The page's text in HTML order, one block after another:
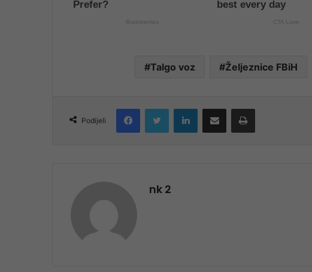
Talgo voz Željeznice FBiH
Podijeli
FacebookTwitter LinkedInShare via Email Print
nk 2